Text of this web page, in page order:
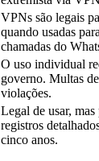
VPNs são legais
quando usadas
chamadas do
O uso individual
governo. Multas
violações.
Legal de usar,
registros
cinco anos.